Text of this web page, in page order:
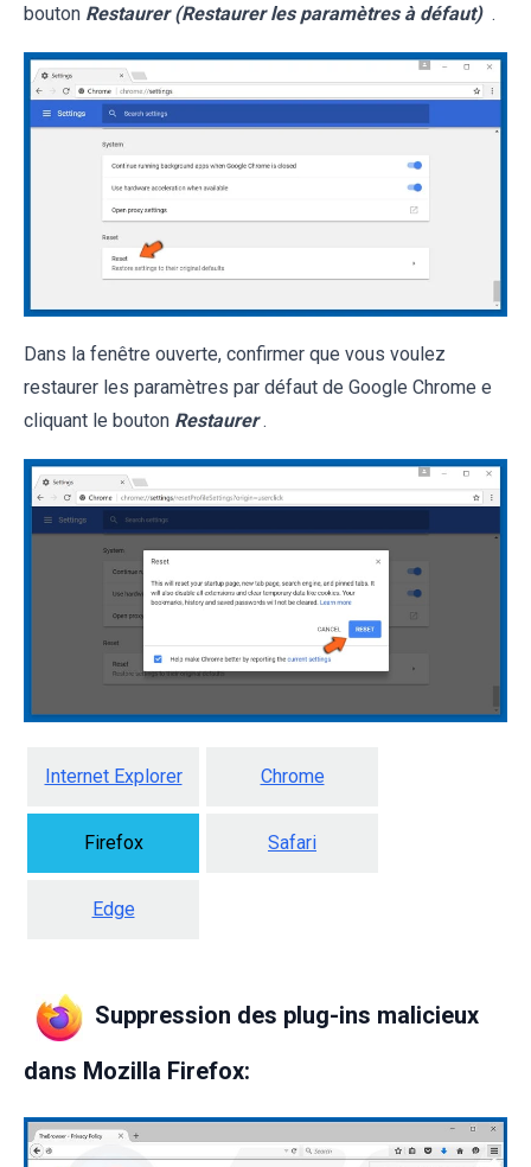
bouton Restaurer (Restaurer les paramètres à défaut) .
Dans la fenêtre ouverte, confirmer que vous voulez
restaurer les paramètres par défaut de Google Chrome e
cliquant le bouton Restaurer .
Internet Explorer Chrome
Firefox Safari
Edge
Suppression des plug-ins malicieux
dans Mozilla Firefox: